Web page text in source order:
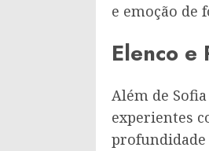
e emoção de
Elenco e
Além de
experientes
profundidade